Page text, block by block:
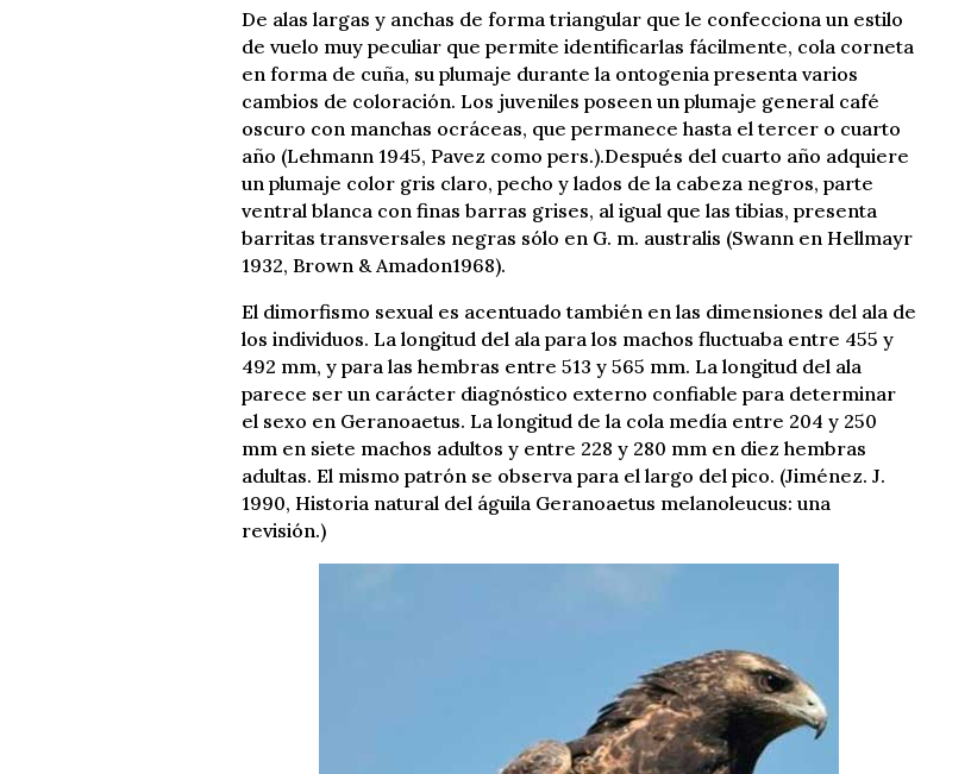
De alas largas y anchas de forma triangular que le confecciona un estilo
de vuelo muy peculiar que permite identificarlas fácilmente, cola corneta
en forma de cuña, su plumaje durante la ontogenia presenta varios
cambios de coloración. Los juveniles poseen un plumaje general café
oscuro con manchas ocráceas, que permanece hasta el tercer o cuarto
año (Lehmann 1945, Pavez como pers.).Después del cuarto año adquiere
un plumaje color gris claro, pecho y lados de la cabeza negros, parte
ventral blanca con finas barras grises, al igual que las tibias, presenta
barritas transversales negras sólo en G. m. australis (Swann en Hellmayr
1932, Brown & Amadon1968).
El dimorfismo sexual es acentuado también en las dimensiones del ala de
los individuos. La longitud del ala para los machos fluctuaba entre 455 y
492 mm, y para las hembras entre 513 y 565 mm. La longitud del ala
parece ser un carácter diagnóstico externo confiable para determinar
el sexo en Geranoaetus. La longitud de la cola medía entre 204 y 250
mm en siete machos adultos y entre 228 y 280 mm en diez hembras
adultas. El mismo patrón se observa para el largo del pico. (Jiménez. J.
1990, Historia natural del águila Geranoaetus melanoleucus: una
revisión.)